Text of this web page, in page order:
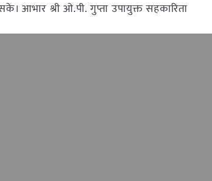
आभार श्री ओ.पी. गुप्ता उपायुक्त सहकारिता